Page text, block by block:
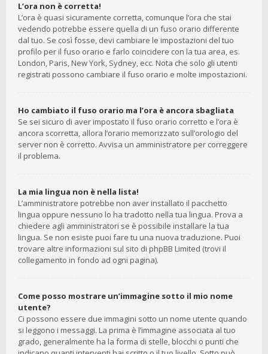
L’ora non è corretta!
L’ora è quasi sicuramente corretta, comunque l’ora che stai
vedendo potrebbe essere quella di un fuso orario differente
dal tuo. Se così fosse, devi cambiare le impostazioni del tuo
profilo per il fuso orario e farlo coincidere con la tua area, es.
London, Paris, New York, Sydney, ecc. Nota che solo gli utenti
registrati possono cambiare il fuso orario e molte impostazioni.
Ho cambiato il fuso orario ma l’ora è ancora sbagliata
Se sei sicuro di aver impostato il fuso orario corretto e l’ora è
ancora scorretta, allora l’orario memorizzato sull’orologio del
server non è corretto. Avvisa un amministratore per correggere
il problema.
La mia lingua non è nella lista!
L’amministratore potrebbe non aver installato il pacchetto
lingua oppure nessuno lo ha tradotto nella tua lingua. Prova a
chiedere agli amministratori se è possibile installare la tua
lingua. Se non esiste puoi fare tu una nuova traduzione. Puoi
trovare altre informazioni sul sito di phpBB Limited (trovi il
collegamento in fondo ad ogni pagina).
Come posso mostrare un’immagine sotto il mio nome
utente?
Ci possono essere due immagini sotto un nome utente quando
si leggono i messaggi. La prima è l’immagine associata al tuo
grado, generalmente ha la forma di stelle, blocchi o punti che